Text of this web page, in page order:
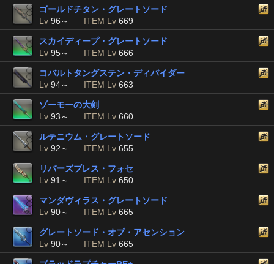
ゴールドチタン・グレートソード
Lv 96～ ITEM Lv 669
スカイディープ・グレートソード
Lv 95～ ITEM Lv 666
コバルトタングステン・ディバイダー
Lv 94～ ITEM Lv 663
ゾーモーの大剣
Lv 93～ ITEM Lv 660
ルテニウム・グレートソード
Lv 92～ ITEM Lv 655
リバーズブレス・フォセ
Lv 91～ ITEM Lv 650
マンダヴィラス・グレートソード
Lv 90～ ITEM Lv 665
グレートソード・オブ・アセンション
Lv 90～ ITEM Lv 665